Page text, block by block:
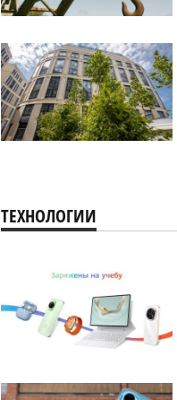
ТЕХНОЛОГИИ